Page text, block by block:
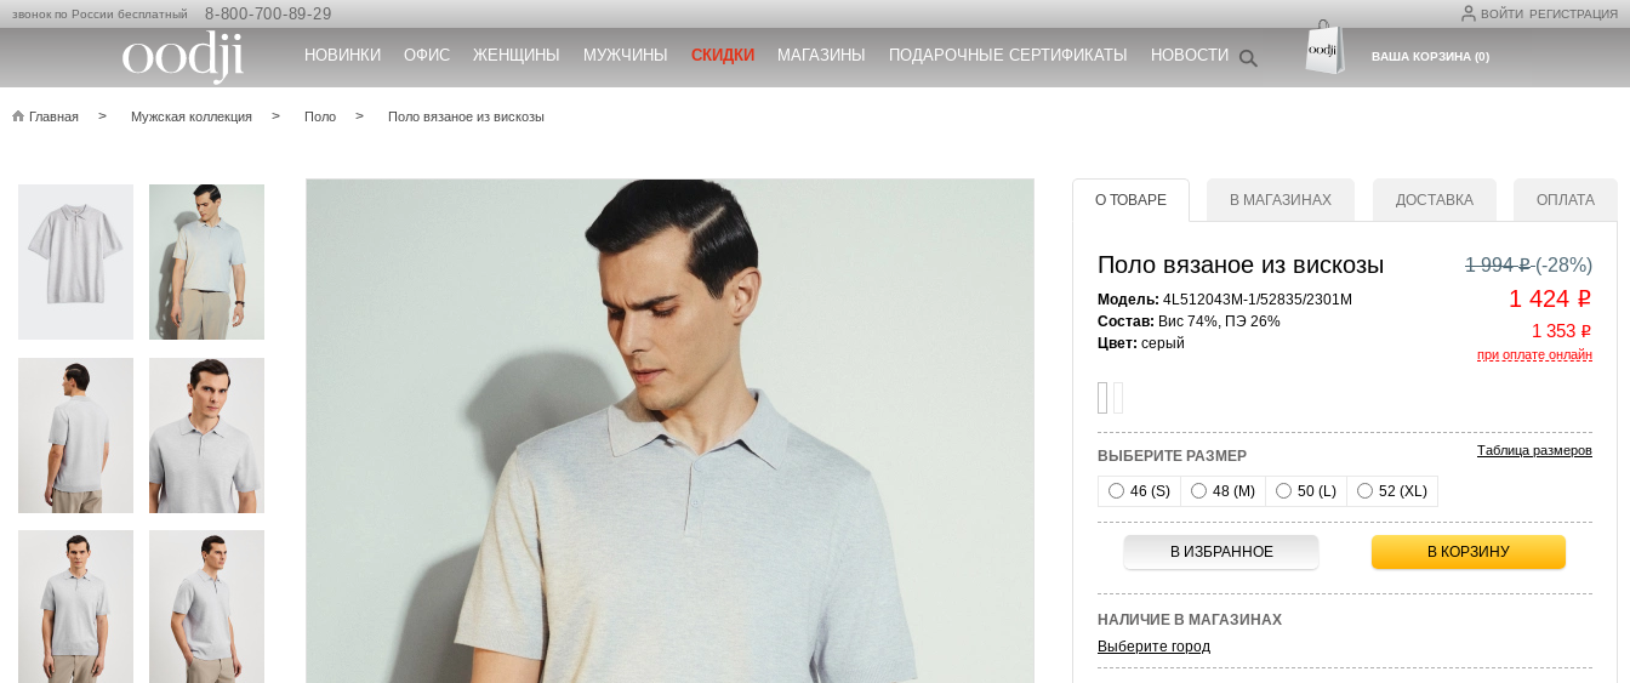
ВОЙТИ РЕГИСТРАЦИЯ
звонок по России бесплатный 8-800-700-89-29
НОВИНКИ ОФИС ЖЕНЩИНЫ МУЖЧИНЫ СКИДКИ МАГАЗИНЫ ПОДАРОЧНЫЕ СЕРТИФИКАТЫ НОВОСТИ ВАША КОРЗИНА(0)
Главная Мужская коллекция Поло Поло вязаное из вискозы
О ТОВАРЕ В МАГАЗИНАХ ДОСТАВКА ОПЛАТА
Поло вязаное из вискозы
Модель: 4L512043M-1/52835/2301M
Состав: Вис 74%, ПЭ 26%
Цвет: серый
1 994o (-28%)
1 424 o
1 353 o
при оплате онлайн
ВЫБЕРИТЕ РАЗМЕР Таблица размеров
46 (S) 48 (M) 50 (L) 52 (XL)
В ИЗБРАННОЕ В КОРЗИНУ
НАЛИЧИЕ В МАГАЗИНАХ
Выберите город